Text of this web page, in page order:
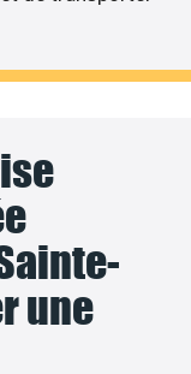
une